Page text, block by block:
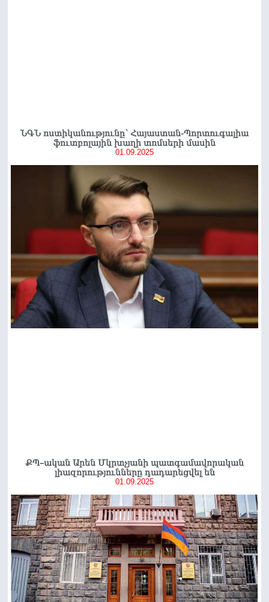
ՆԳՆ ոստիկանությունը՝ Հայաստան-Պորտուգալիա
ֆուտբոլային խաղի տոմսերի մասին
01.09.2025
ՔՊ–ական Արեն Մկրտչյանի պատգամավորական
լիազորությունները դադարեցվել են
01.09.2025